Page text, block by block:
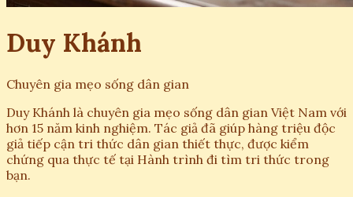
Duy Khánh
Chuyên gia mẹo sống dân gian
Duy Khánh là chuyên gia mẹo sống dân gian Việt Nam với
hơn 15 năm kinh nghiệm. Tác giả đã giúp hàng triệu độc
giả tiếp cận tri thức dân gian thiết thực, được kiểm
chứng qua thực tế tại Hành trình đi tìm tri thức trong
bạn.